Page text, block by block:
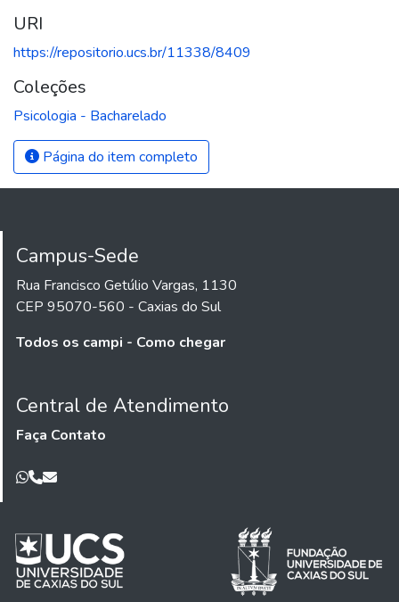
URI
https://repositorio.ucs.br/11338/8409
Coleções
Psicologia - Bacharelado
Página do item completo
Campus-Sede
Rua Francisco Getúlio Vargas, 1130
CEP 95070-560 - Caxias do Sul
Todos os campi - Como chegar
Central de Atendimento
Faça Contato